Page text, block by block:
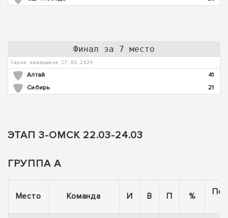
Финал за 7 место
Серия завершена 17.03.2024
Алтай
41
Сибирь
21
ЭТАП 3-ОМСК 22.03-24.03
ГРУППА А
Место Команда И В П %